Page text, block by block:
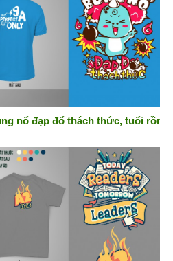
nổ đạp đổ thách thức, tuổi